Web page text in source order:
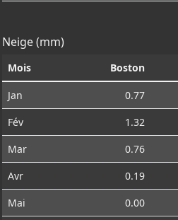
Neige (mm)
Mois Boston
Jan 0.77
Fév
1.32
Mar
0.76
Avr
0.19
Mai
0.00